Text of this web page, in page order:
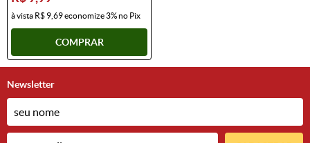
à vista R$ 9,69economize3%no Pix
COMPRAR
Newsletter